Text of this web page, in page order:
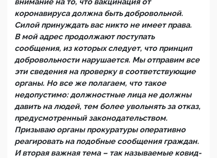
коронавируса должна быть добровольной.
Силой принуждать вас никто не имеет права.
В мой адрес продолжают поступать
сообщения, из которых следует, что принцип
добровольности нарушается. Мы отправим все
эти сведения на проверку в соответствующие
органы. Но все же полагаем, что такое
недопустимо: должностные лица не должны
давить на людей, тем более увольнять за отказ,
предусмотренный законодательством.
Призываю органы прокуратуры оперативно
реагировать на подобные сообщения граждан.
И вторая важная тема – так называемые ковид-